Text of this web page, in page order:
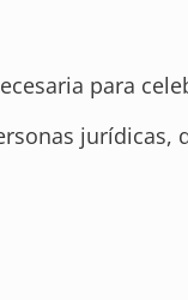
para
jurídicas,